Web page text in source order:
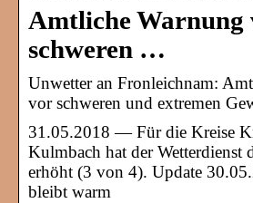
Amtliche Warnung
schweren …
Unwetter an Fronleichnam:
vor schweren und extremen
31.05.2018 — Für die Kreise
Kulmbach hat der Wetterdienst
erhöht (3 von 4). Update
bleibt warm